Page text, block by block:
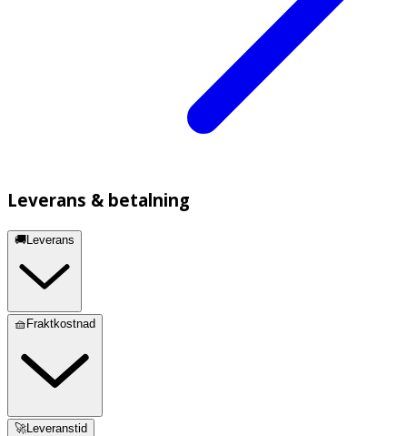
Leverans & betalning
🚚Leverans
🧺Fraktkostnad
🚀Leveranstid